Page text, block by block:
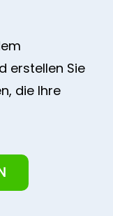
erstellen Sie
die Ihre